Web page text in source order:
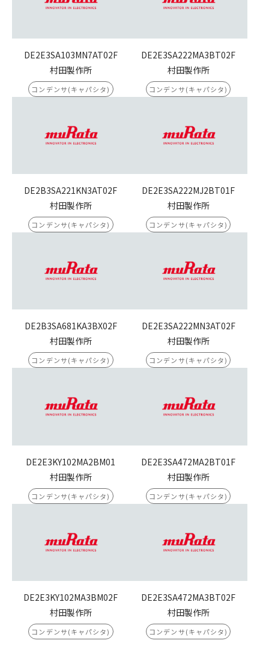
DE2E3SA103MN7AT02F
村田製作所
コンデンサ(キャパシタ)
DE2E3SA222MA3BT02F
村田製作所
コンデンサ(キャパシタ)
DE2B3SA221KN3AT02F
村田製作所
コンデンサ(キャパシタ)
DE2E3SA222MJ2BT01F
村田製作所
コンデンサ(キャパシタ)
DE2B3SA681KA3BX02F
村田製作所
コンデンサ(キャパシタ)
DE2E3SA222MN3AT02F
村田製作所
コンデンサ(キャパシタ)
DE2E3KY102MA2BM01
村田製作所
コンデンサ(キャパシタ)
DE2E3SA472MA2BT01F
村田製作所
コンデンサ(キャパシタ)
DE2E3KY102MA3BM02F
村田製作所
コンデンサ(キャパシタ)
DE2E3SA472MA3BT02F
村田製作所
コンデンサ(キャパシタ)